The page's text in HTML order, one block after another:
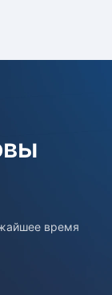
время